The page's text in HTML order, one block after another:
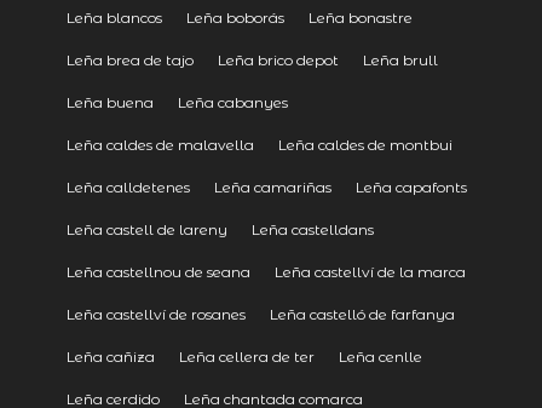
Leña blancos Leña boborás Leña bonastre
Leña brea de tajo Leña brico depot Leña brull
Leña buena Leña cabanyes
Leña caldes de malavella Leña caldes de montbui
Leña calldetenes Leña camariñas Leña capafonts
Leña castell de lareny Leña castelldans
Leña castellnou de seana Leña castellví de la marca
Leña castellví de rosanes Leña castelló de farfanya
Leña cañiza Leña cellera de ter Leña cenlle
Leña cerdido Leña chantada comarca